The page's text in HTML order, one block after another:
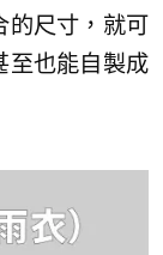
尺寸，就可
至也能自製成